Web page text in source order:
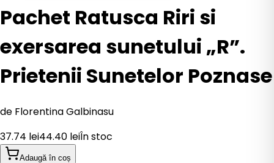
Pachet Ratusca Riri si
exersarea sunetului „R”.
Prietenii Sunetelor Poznase
de Florentina Galbinasu
37.74 lei44.40 leiÎn stoc
Adaugă în coș